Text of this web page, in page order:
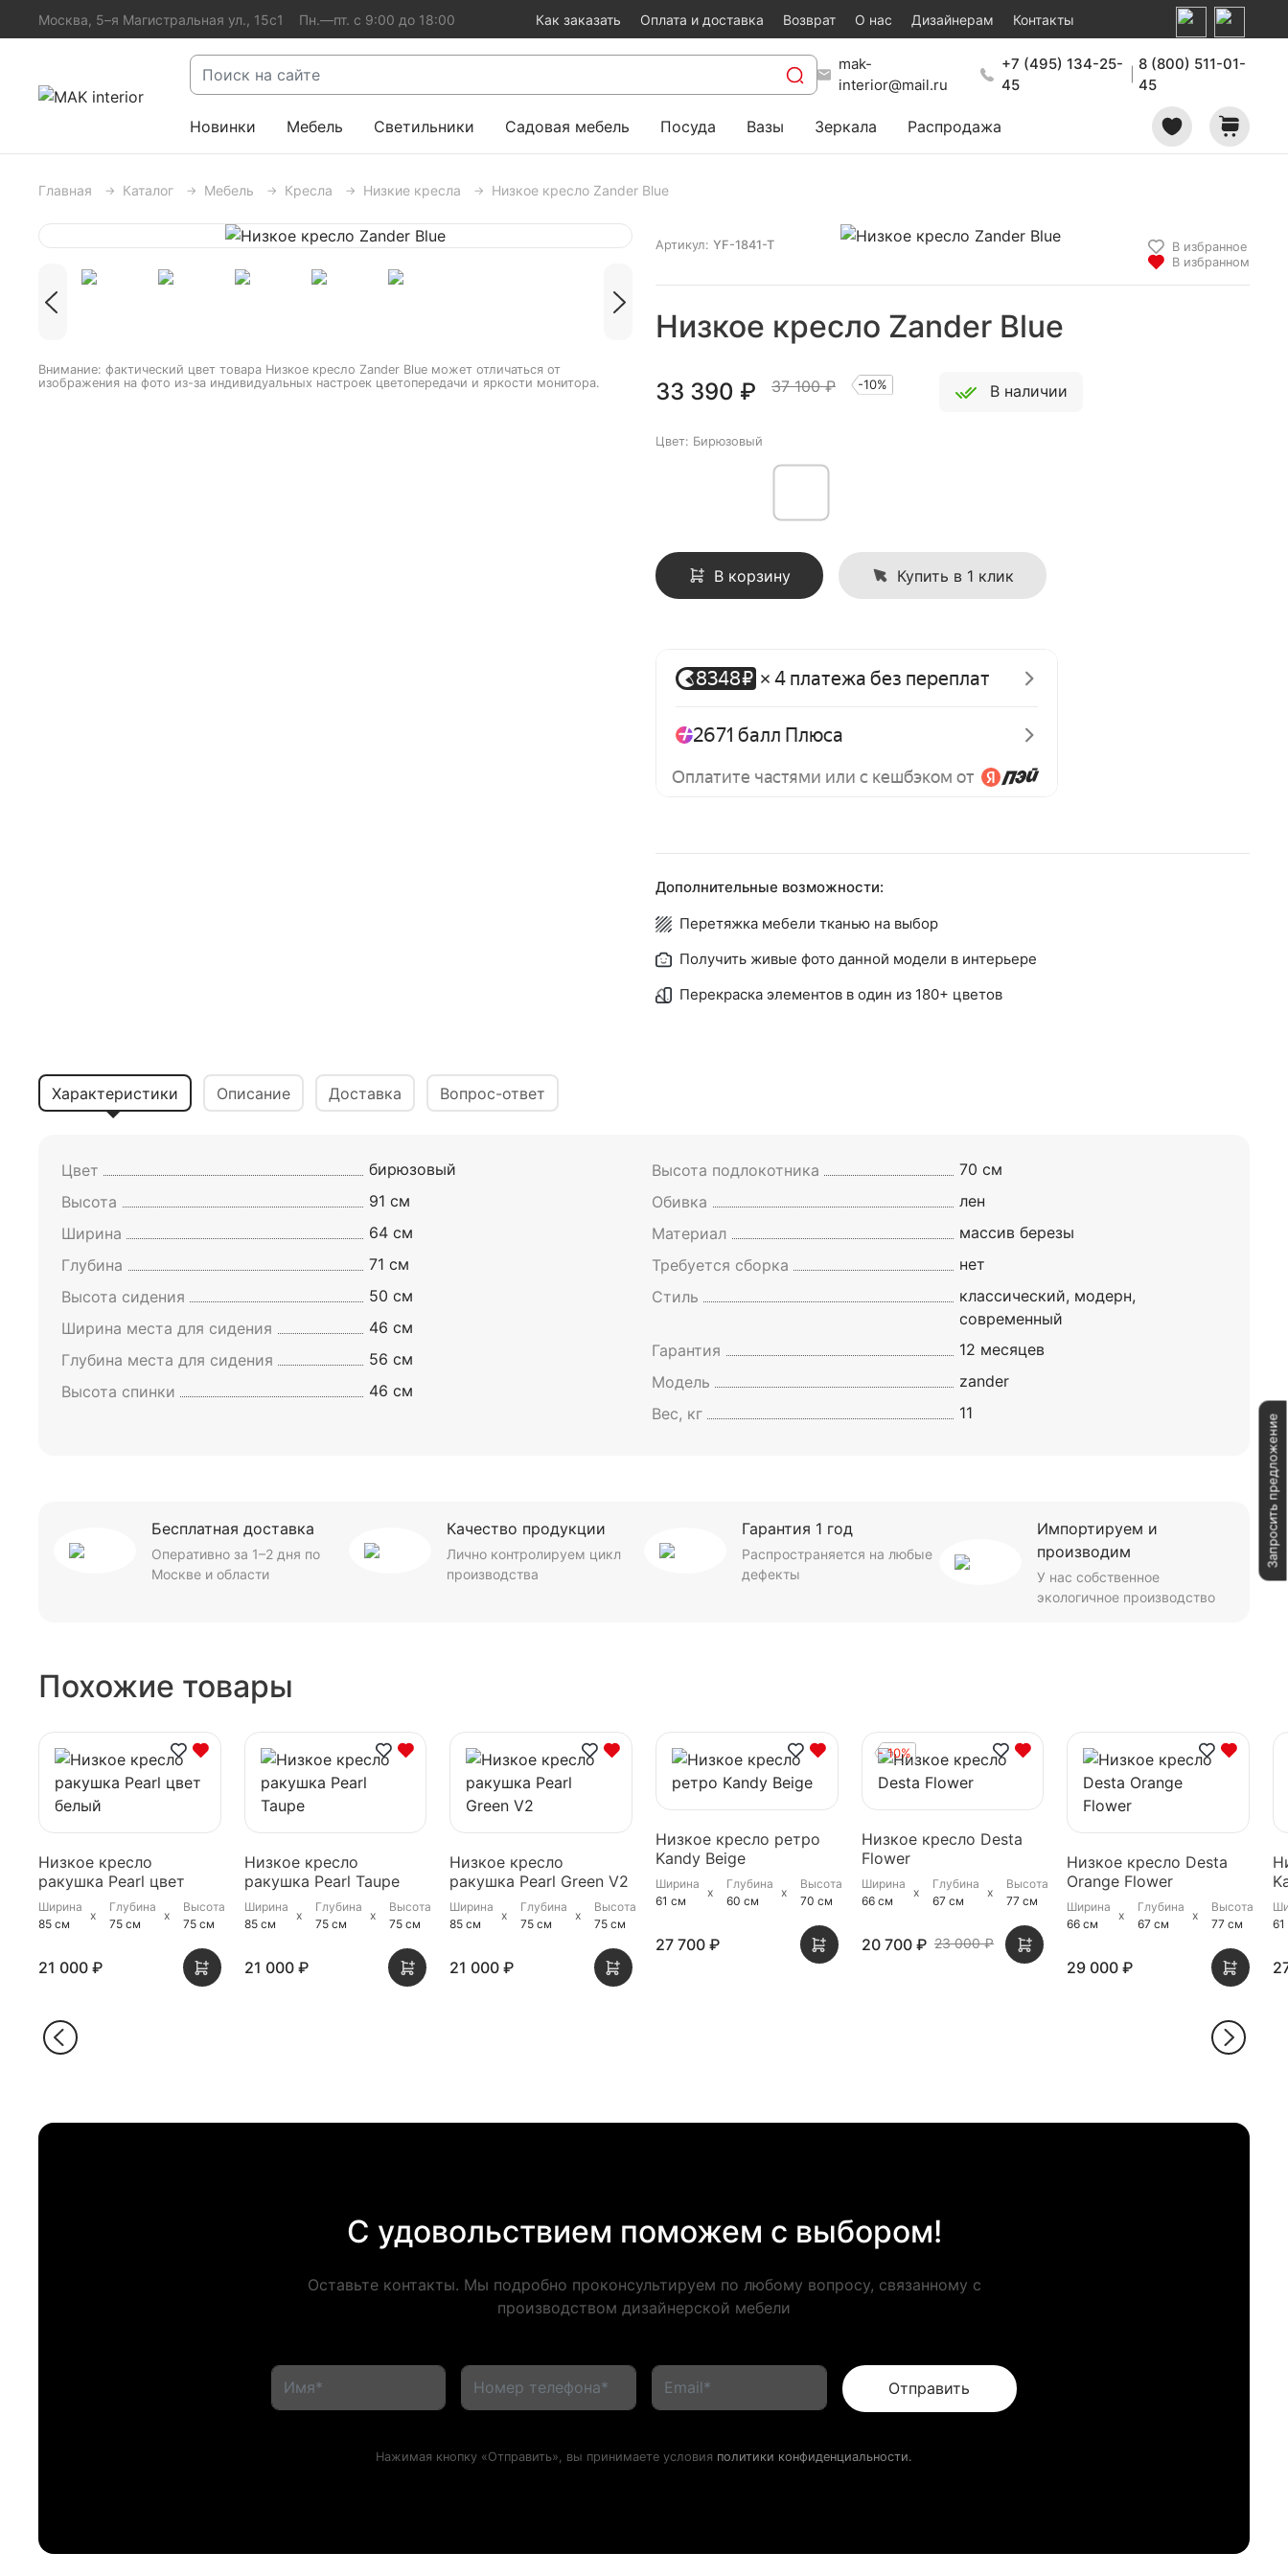
Москва, 5–я Магистральная ул., 15с1 Пн.—пт. с 9:00 до 18:00 Как заказать Оплата и доставка Возврат О нас Дизайнерам Контакты
mak-
interior@mail.ru
+7 (495) 134-25-
45
8 (800) 511-01-
45
Новинки Мебель Светильники Садовая мебель Посуда Вазы Зеркала Распродажа
Главная Каталог Мебель Кресла Низкие кресла Низкое кресло Zander Blue
Внимание: фактический цвет товара Низкое кресло Zander Blue может отличаться от
изображения на фото из-за индивидуальных настроек цветопередачи и яркости монитора.
Артикул: YF-1841-T
В избранное
В избранном
Низкое кресло Zander Blue
33 390 ₽ 37 100 ₽ -10% В наличии
Цвет: Бирюзовый
В корзину Купить в 1 клик
Дополнительные возможности:
Перетяжка мебели тканью на выбор
Получить живые фото данной модели в интерьере
Перекраска элементов в один из 180+ цветов
Характеристики Описание Доставка Вопрос-ответ
Цвет
бирюзовый
Высота
91 см
Ширина
64 см
Глубина
71 см
Высота сидения
50 см
Ширина места для сидения
46 см
Глубина места для сидения
56 см
Высота спинки
46 см
Высота подлокотника
70 см
Обивка
лен
Материал
массив березы
Требуется сборка
нет
Стиль
классический, модерн,
современный
Гарантия
12 месяцев
Модель
zander
Вес, кг
11
Бесплатная доставка
Оперативно за 1–2 дня по
Москве и области
Качество продукции
Лично контролируем цикл
производства
Гарантия 1 год
Распространяется на любые
дефекты
Импортируем и
производим
У нас собственное
экологичное производство
Похожие товары
Низкое кресло
ракушка Pearl цвет
белый
Ширина
85 см
Глубина
75 см
Высота
75 см
21 000 ₽
Низкое кресло
ракушка Pearl Taupe
Ширина
85 см
Глубина
75 см
Высота
75 см
21 000 ₽
Низкое кресло
ракушка Pearl Green V2
Ширина
85 см
Глубина
75 см
Высота
75 см
21 000 ₽
Низкое кресло ретро
Kandy Beige
Ширина
61 см
Глубина
60 см
Высота
70 см
27 700 ₽
- 10%
Низкое кресло Desta
Flower
Ширина
66 см
Глубина
67 см
Высота
77 см
20 700 ₽ 23 000 ₽
Низкое кресло Desta
Orange Flower
Ширина
66 см
Глубина
67 см
Высота
77 см
29 000 ₽
С удовольствием поможем с выбором!
Оставьте контакты. Мы подробно проконсультируем по любому вопросу, связанному с
производством дизайнерской мебели
Отправить
Нажимая кнопку «Отправить», вы принимаете условия политики конфиденциальности.
Запросить предложение